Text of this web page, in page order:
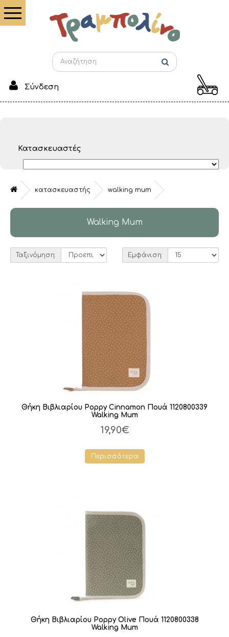
Σύνδεση
Κατασκευαστές
κατασκευαστής walking mum
Walking Mum
Εμφάνιση:
Ταξινόμηση:
Θήκη Βιβλιαρίου Poppy Cinnamon Πουά 1120800339
Walking Mum
19,90€
Περισσότερα
Θήκη Βιβλιαρίου Poppy Olive Πουά 1120800338
Walking Mum